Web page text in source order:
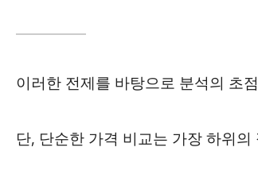
이러한 전제를 바탕으로 분석의 초
단, 단순한 가격 비교는 가장 하위의